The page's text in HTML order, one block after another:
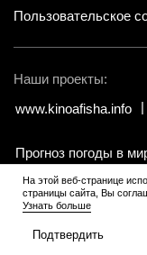
Пользовательское
Наши проекты:
www.kinoafisha.info
Прогноз погоды в
© 2002-2026 Все
Копирование
редакции.
На этой веб-странице
страницы сайта, Вы
Узнать больше
Подтвердить